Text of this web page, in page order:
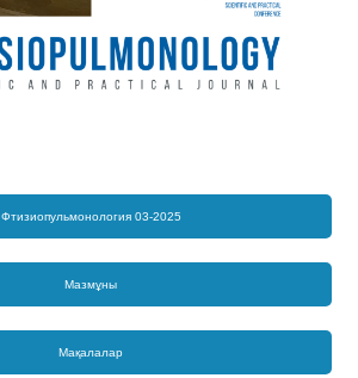
Фтизиопульмонология 03-2025
Мазмұны
Мақалалар